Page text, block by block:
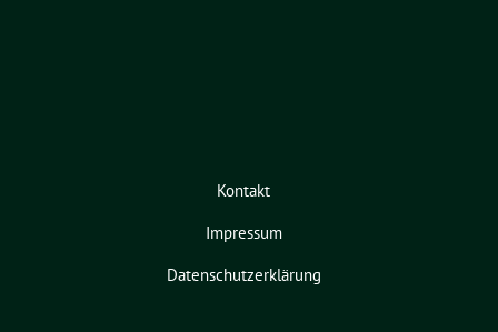
Kontakt
Impressum
Datenschutzerklärung